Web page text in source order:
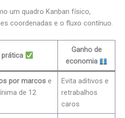
um quadro Kanban físico,
coordenadas e o fluxo contínuo.
prática
Ganho de
economia
por marcos e
de 12
Evita aditivos e
retrabalhos
caros